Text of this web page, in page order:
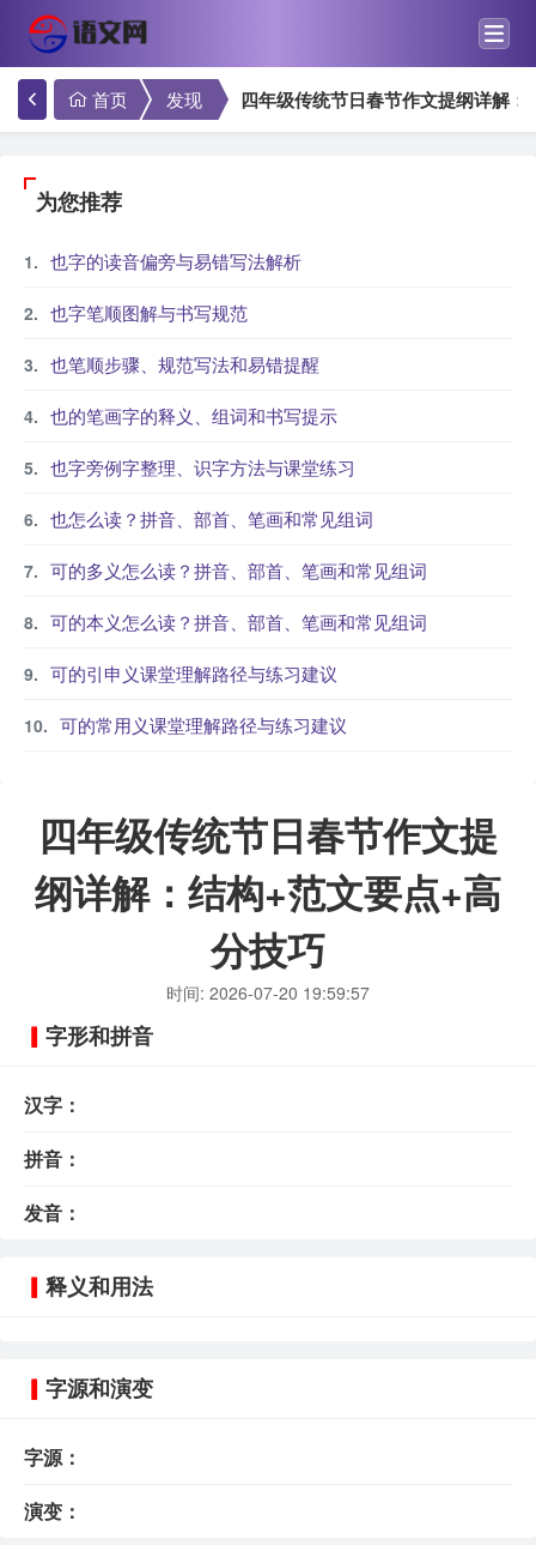
首页 发现 四年级传统节日春节作文提纲详解
为您推荐
也字的读音偏旁与易错写法解析
也字笔顺图解与书写规范
也笔顺步骤、规范写法和易错提醒
也的笔画字的释义、组词和书写提示
也字旁例字整理、识字方法与课堂练习
也怎么读？拼音、部首、笔画和常见组词
可的多义怎么读？拼音、部首、笔画和常见组词
可的本义怎么读？拼音、部首、笔画和常见组词
可的引申义课堂理解路径与练习建议
可的常用义课堂理解路径与练习建议
四年级传统节日春节作文提
纲详解：结构+范文要点+高
分技巧
时间: 2026-07-20 19:59:57
字形和拼音
汉字：
拼音：
发音：
释义和用法
字源和演变
字源：
演变：